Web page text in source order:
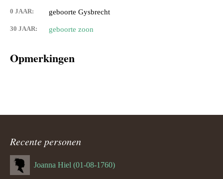
0 JAAR: geboorte Gysbrecht
30 JAAR: geboorte zoon
Opmerkingen
Recente personen
Joanna Hiel (01-08-1760)